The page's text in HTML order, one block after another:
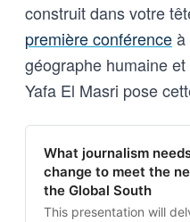
construit dans votre
première conférenceà
géographe humaine
Yafa El Masri pose
What journalism
change to meet the
the Global South
This presentation will